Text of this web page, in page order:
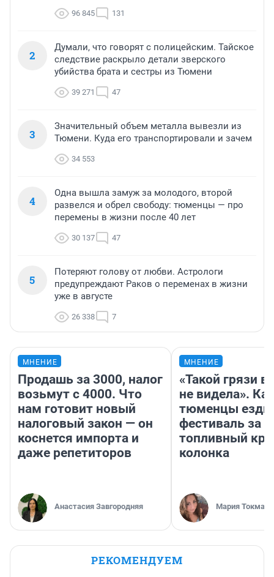
96 845 131
2
Думали, что говорят с полицейским. Тайское
следствие раскрыло детали зверского
убийства брата и сестры из Тюмени
39 271 47
3
Значительный объем металла вывезли из
Тюмени. Куда его транспортировали и зачем
34 553
4
Одна вышла замуж за молодого, второй
развелся и обрел свободу: тюменцы — про
перемены в жизни после 40 лет
30 137 47
5
Потеряют голову от любви. Астрологи
предупреждают Раков о переменах в жизни
уже в августе
26 338 7
МНЕНИЕ
Продашь за 3000, налог
возьмут с 4000. Что
нам готовит новый
налоговый закон — он
коснется импорта и
даже репетиторов
Анастасия Завгородняя
МНЕНИЕ
«Такой грязи
не видела».
тюменцы
фестиваль за
топливный
колонка
Мария
РЕКОМЕНДУЕМ